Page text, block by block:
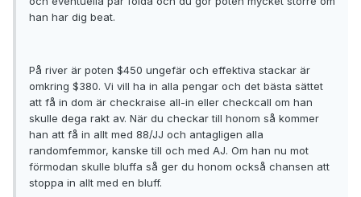
han har dig beat.
På river är poten $450 ungefär och effektiva stackar är
omkring $380. Vi vill ha in alla pengar och det bästa sättet
att få in dom är checkraise all-in eller checkcall om han
skulle dega rakt av. När du checkar till honom så kommer
han att få in allt med 88/JJ och antagligen alla
randomfemmor, kanske till och med AJ. Om han nu mot
förmodan skulle bluffa så ger du honom också chansen att
stoppa in allt med en bluff.